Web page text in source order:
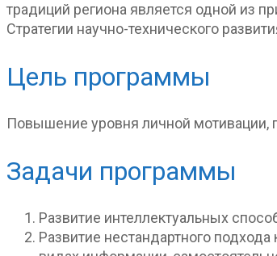
традиций региона является одной из
Стратегии научно-технического
Цель программы
Повышение уровня личной мотивации,
Задачи программы
Развитие интеллектуальных
Развитие нестандартного